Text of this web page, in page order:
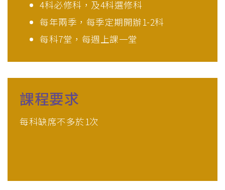
4科必修科，及4科選修科
每年兩季，每季定期開辦1-2科
每科7堂，每週上課一堂
課程要求
每科缺席不多於1次